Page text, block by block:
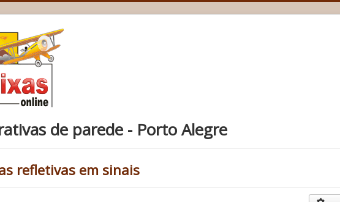
de parede - Porto Alegre
refletivas em sinais